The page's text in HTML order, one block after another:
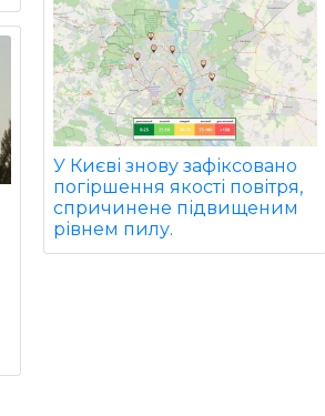
У Києві знову зафіксовано
погіршення якості повітря,
спричинене підвищеним
рівнем пилу.